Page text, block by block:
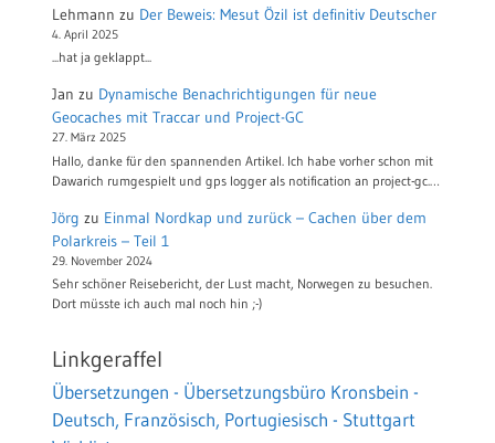
Lehmann zu Der Beweis: Mesut Özil ist definitiv Deutscher
4. April 2025
...hat ja geklappt...
Jan zu Dynamische Benachrichtigungen für neue
Geocaches mit Traccar und Project-GC
27. März 2025
Hallo, danke für den spannenden Artikel. Ich habe vorher schon mit
Dawarich rumgespielt und gps logger als notification an project-gc.…
Jörg zu Einmal Nordkap und zurück – Cachen über dem
Polarkreis – Teil 1
29. November 2024
Sehr schöner Reisebericht, der Lust macht, Norwegen zu besuchen.
Dort müsste ich auch mal noch hin ;-)
Linkgeraffel
Übersetzungen - Übersetzungsbüro Kronsbein -
Deutsch, Französisch, Portugiesisch - Stuttgart